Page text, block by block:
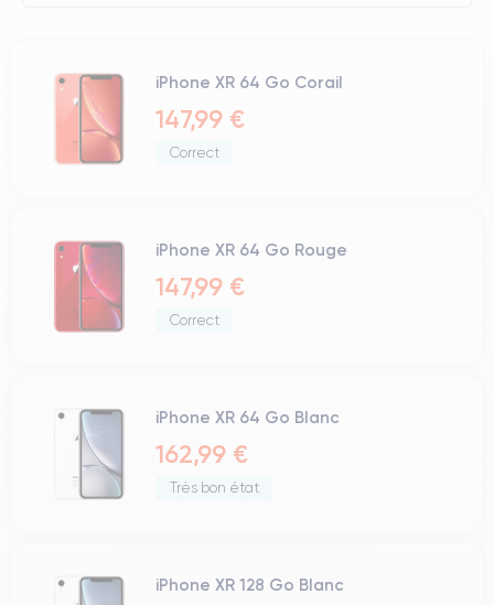
iPhone XR 64 Go Corail
147,99 €
Correct
iPhone XR 64 Go Rouge
147,99 €
Correct
iPhone XR 64 Go Blanc
162,99 €
Très bon état
iPhone XR 128 Go Blanc